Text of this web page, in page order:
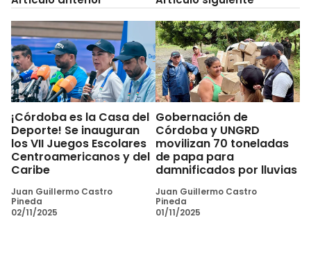
¡Córdoba es la Casa del
Deporte! Se inauguran
los VII Juegos Escolares
Centroamericanos y del
Caribe
Juan Guillermo Castro
Pineda
02/11/2025
Gobernación de
Córdoba y UNGRD
movilizan 70 toneladas
de papa para
damnificados por lluvias
Juan Guillermo Castro
Pineda
01/11/2025